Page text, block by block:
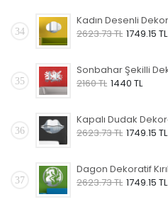
34
2623.73 TL 1749.15 TL
35
2160 TL 1440 TL
36
2623.73 TL 1749.15 TL
37
2623.73 TL 1749.15 TL